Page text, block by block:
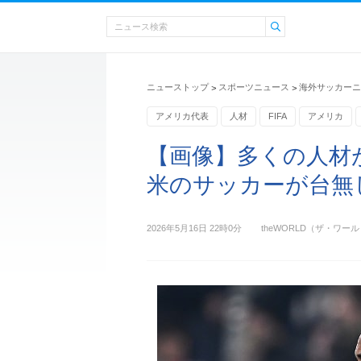
ニューストップ > スポーツニュース > 海外サッカー
アメリカ代表 人材 FIFA アメリカ
【画像】多くの人
米のサッカーが台無
2026年5月16日 22時0分 theWORLD（ザ・ワール